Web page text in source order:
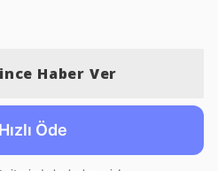
Haber Ver